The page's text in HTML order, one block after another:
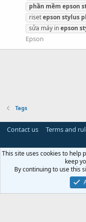
phần mềm epson
risetepson stylus
sửa máy inepson
Epson
Tags
Contact us Terms and
This site uses cookies to help
keep
By continuing to use this